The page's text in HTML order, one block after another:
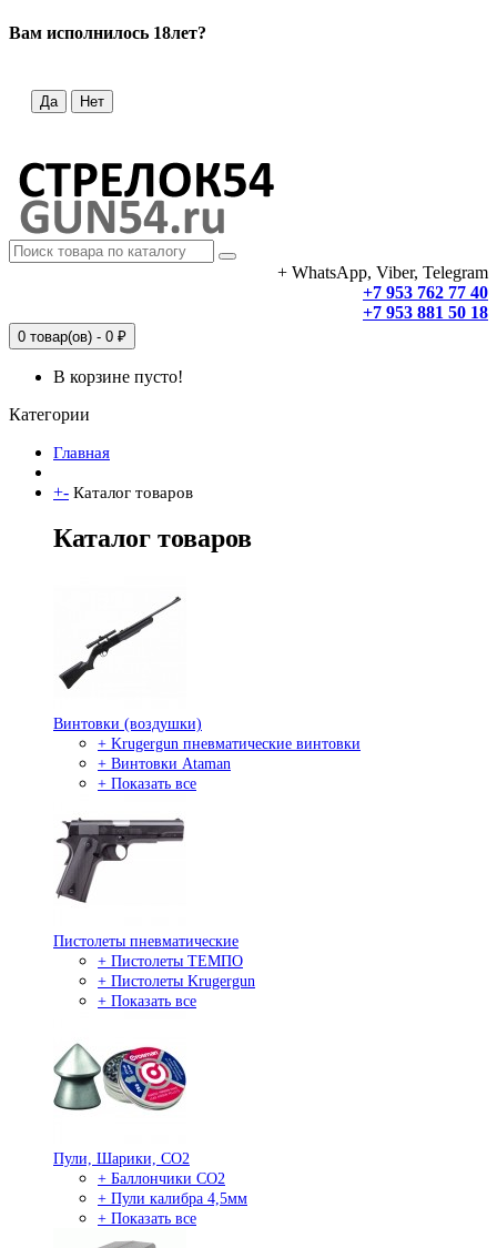
Вам исполнилось 18лет?
Да Нет
+ WhatsApp, Viber, Telegram
+7 953 762 77 40
+7 953 881 50 18
0 товар(ов) - 0 ₽
В корзине пусто!
Категории
Главная
+- Каталог товаров
Каталог товаров
Винтовки (воздушки)
+ Krugergun пневматические винтовки
+ Винтовки Ataman
+ Показать все
Пистолеты пневматические
+ Пистолеты ТЕМПО
+ Пистолеты Krugergun
+ Показать все
Пули, Шарики, СО2
+ Баллончики СО2
+ Пули калибра 4,5мм
+ Показать все